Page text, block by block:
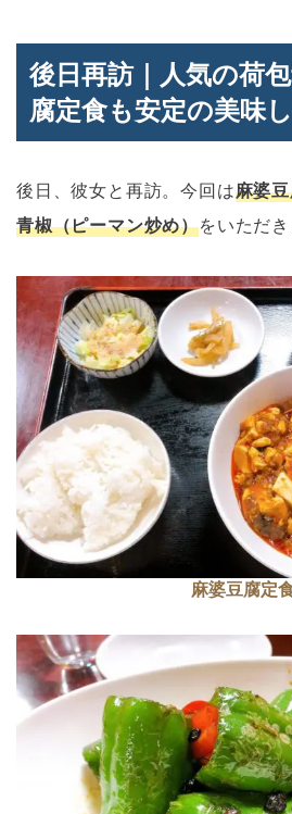
後日再訪｜人気の荷
腐定食も安定の美味
後日、彼女と再訪。今回は麻婆
青椒（ピーマン炒め）をいただき
麻婆豆腐定